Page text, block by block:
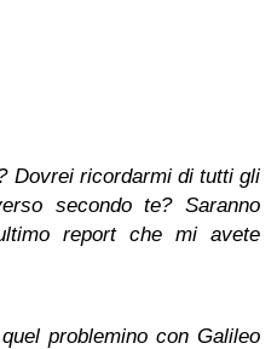
Dovrei ricordarmi di tutti gli
secondo te? Saranno
report che mi avete
problemino con Galileo